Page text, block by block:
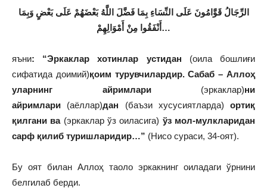
الرِّجَالُ قَوَّامُونَ عَلَى النِّسَاءِ بِمَا فَضَّلَ اللَّهُ بَعْضَهُمْ عَلَى بَعْضٍ وَبِمَا
أَنْفَقُوا مِنْ أَمْوَالِهِمْ…
яъни: “Эркаклар хотинлар устидан (оила бошлиғи
сифатида доимий)қоим турувчилардир. Сабаб – Аллоҳ
уларнинг айримлари (эркаклар)ни
айримлари (аёллар)дан (баъзи хусусиятларда) ортиқ
қилгани ва (эркаклар ўз оиласига) ўз мол-мулкларидан
сарф қилиб туришларидир…” (Нисо сураси, 34-оят).
Бу оят билан Аллоҳ таоло эркакнинг оиладаги ўрнини
белгилаб берди.